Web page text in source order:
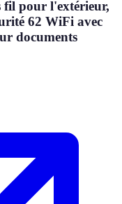
fil pour l'extérieur,
62 WiFi avec
documents